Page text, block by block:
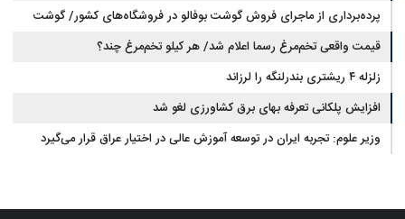
پرده‌برداری از ماجرای فروش گوشت بوفالو در فروشگاه‌های کشور/ گوشت
بوفالو از کجا وارد می‌شود؟/ هر کیلو بوفالو با چه قیمتی به فروش می‌رود؟
قیمت واقعی تخم‌مرغ رسما اعلام شد/ هر کیلو تخم‌مرغ چند؟
زلزله ۴ ریشتری بندرلنگه را لرزاند
افزایش پلکانی تعرفه بهای برق کشاورزی لغو شد
وزیر علوم: تجربه ایران در توسعه آموزش عالی در اختیار عراق قرار می‌گیرد